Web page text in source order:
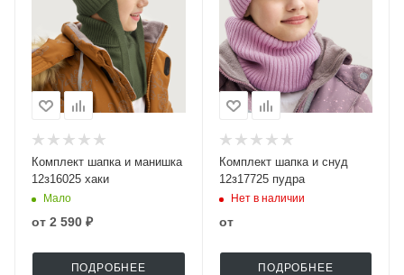
Комплект шапка и манишка
12з16025 хаки
Мало
от 2 590 ₽
ПОДРОБНЕЕ
Комплект шапка и снуд
12з17725 пудра
Нет в наличии
от
ПОДРОБНЕЕ